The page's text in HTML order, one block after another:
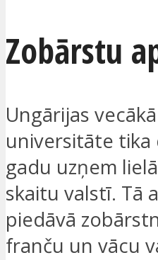
Zobārstu
Ungārijas
universitāte tika
gadu uzņem
skaitu valstī. Tā
piedāvā
franču un vācu